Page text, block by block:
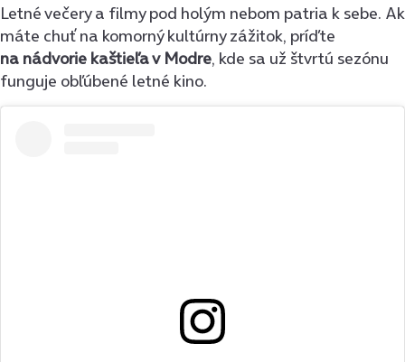
Letné večery a filmy pod holým nebom patria k sebe. Ak
máte chuť na komorný kultúrny zážitok, príďte
na nádvorie kaštieľa v Modre, kde sa už štvrtú sezónu
funguje obľúbené letné kino.